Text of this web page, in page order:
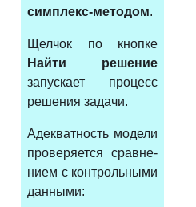
симплекс-методом.
Щелчок по кнопке
Найти решение
запускает процесс
решения задачи.
Адекватность модели
проверяется сравне­
нием с контрольными
данными: